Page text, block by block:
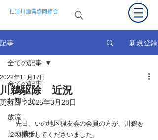
仁淀川漁業協同組合
記事 新規登録
全ての記事
お知らせ
放流
川の様子
全ての記事
川鵜駆除 近況
2022年11月17日
更新日：2025年3月28日
先日、いの地区猟友会の会員の方が、川鵜を
２羽捕獲してくださいました。